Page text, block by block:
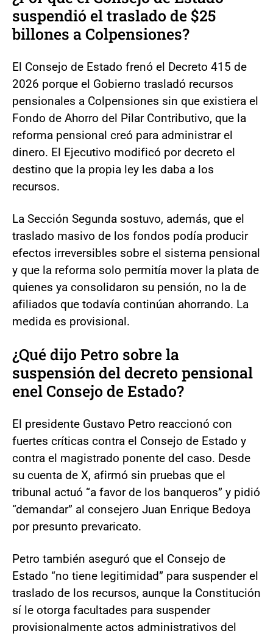
suspendió el traslado de $25
billones a Colpensiones?
El Consejo de Estado frenó el Decreto 415 de
2026 porque el Gobierno trasladó recursos
pensionales a Colpensiones sin que existiera el
Fondo de Ahorro del Pilar Contributivo, que la
reforma pensional creó para administrar el
dinero. El Ejecutivo modificó por decreto el
destino que la propia ley les daba a los
recursos.
La Sección Segunda sostuvo, además, que el
traslado masivo de los fondos podía producir
efectos irreversibles sobre el sistema pensional
y que la reforma solo permitía mover la plata de
quienes ya consolidaron su pensión, no la de
afiliados que todavía continúan ahorrando. La
medida es provisional.
¿Qué dijo Petro sobre la
suspensión del decreto pensional
enel Consejo de Estado?
El presidente Gustavo Petro reaccionó con
fuertes críticas contra el Consejo de Estado y
contra el magistrado ponente del caso. Desde
su cuenta de X, afirmó sin pruebas que el
tribunal actuó “a favor de los banqueros” y pidió
“demandar” al consejero Juan Enrique Bedoya
por presunto prevaricato.
Petro también aseguró que el Consejo de
Estado “no tiene legitimidad” para suspender el
traslado de los recursos, aunque la Constitución
sí le otorga facultades para suspender
provisionalmente actos administrativos del